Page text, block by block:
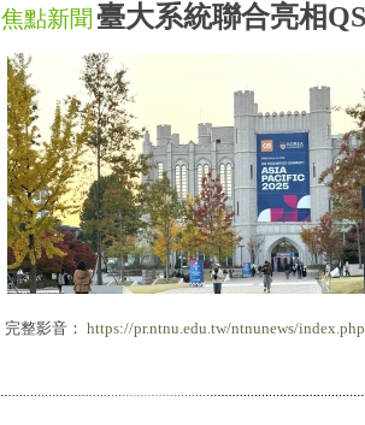
焦點新聞臺大系統聯合亮相
完整影音： https://pr.ntnu.edu.tw/ntnunews/